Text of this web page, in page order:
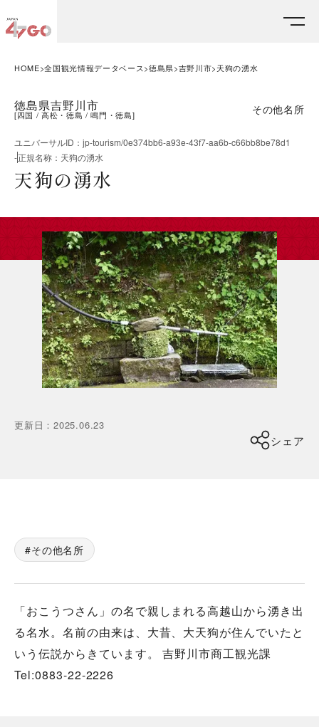
HOME 全国観光情報データベース 徳島県 吉野川市 天狗の湧水
徳島県吉野川市
[四国 高松・徳島 鳴門・徳島] その他名所
ユニバーサルID ： jp-tourism/0e374bb6-a93e-43f7-aa6b-c66bb8be78d1
-正規名称 ： 天狗の湧水
天狗の湧水
更新日 ：2025.06.23
シェア
その他名所
「おこうつさん」の名で親しまれる高越山から湧き出
る名水。名前の由来は、大昔、大天狗が住んでいたと
いう伝説からきています。 吉野川市商工観光課
Tel:0883-22-2226